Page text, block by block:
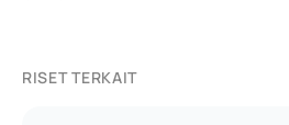
RISET TERKAIT